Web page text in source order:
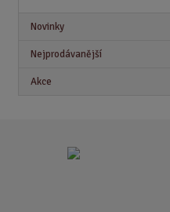
Novinky
Nejprodávanější
Akce